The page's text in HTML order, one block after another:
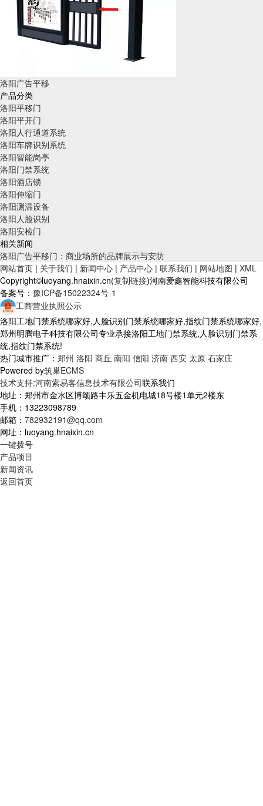
洛阳广告平移
产品分类
洛阳平移门
洛阳平开门
洛阳人行通道系统
洛阳车牌识别系统
洛阳智能岗亭
洛阳门禁系统
洛阳酒店锁
洛阳伸缩门
洛阳测温设备
洛阳人脸识别
洛阳安检门
相关新闻
洛阳广告平移门：商业场所的品牌展示与安防
网站首页 | 关于我们 | 新闻中心 | 产品中心 | 联系我们 | 网站地图 | XML
Copyright©luoyang.hnaixin.cn(复制链接)河南爱鑫智能科技有限公司
备案号： 豫ICP备15022324号-1
工商营业执照公示
洛阳工地门禁系统哪家好,人脸识别门禁系统哪家好,指纹门禁系统哪家好,
郑州明腾电子科技有限公司专业承接洛阳工地门禁系统,人脸识别门禁系
统,指纹门禁系统!
热门城市推广： 郑州 洛阳 商丘 南阳 信阳 济南 西安 太原 石家庄
Powered by筑巢ECMS
技术支持:河南索易客信息技术有限公司联系我们
地址：郑州市金水区博颂路丰乐五金机电城18号楼1单元2楼东
手机：13223098789
邮箱： 782932191@qq.com
网址：luoyang.hnaixin.cn
一键拨号
产品项目
新闻资讯
返回首页